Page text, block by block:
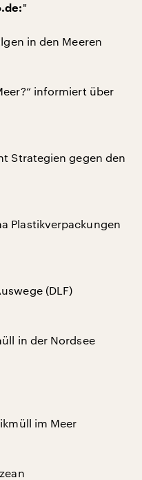
"
in den Meeren
informiert über
Strategien gegen den
Plastikverpackungen
(DLF)
in der Nordsee
im Meer